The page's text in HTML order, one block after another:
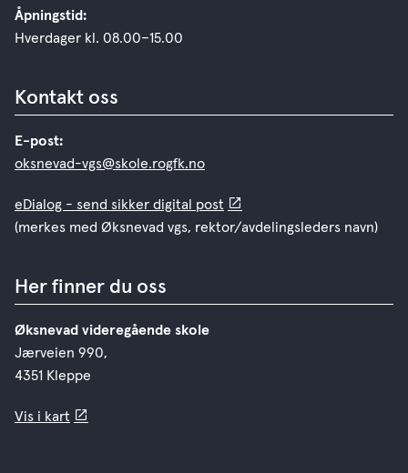
Åpningstid:
Hverdager kl. 08.00–15.00
Kontakt oss
E-post:
oksnevad-vgs@skole.rogfk.no
eDialog - send sikker digital post
(merkes med Øksnevad vgs, rektor/avdelingsleders navn)
Her finner du oss
Øksnevad videregående skole
Jærveien 990,
4351 Kleppe
Vis i kart